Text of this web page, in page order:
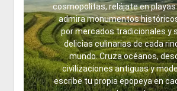
cosmopolitas, relájate en
admira monumentos
por mercados tradicionales y
delicias culinarias de cada
mundo. Cruza océanos,
civilizaciones antiguas y
escribe tu propia epopeya en